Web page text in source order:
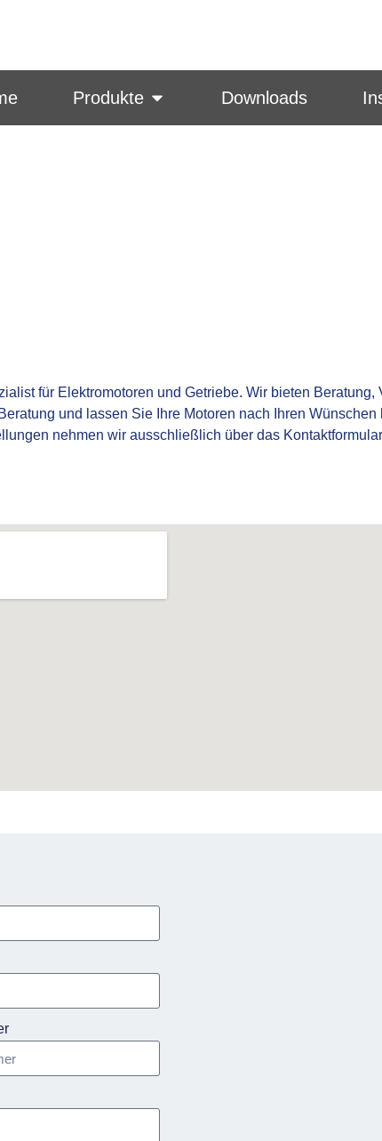
Produkte Downloads
für Elektromotoren und Getriebe. Wir bieten
und lassen Sie Ihre Motoren nach Ihren
nehmen wir ausschließlich über das